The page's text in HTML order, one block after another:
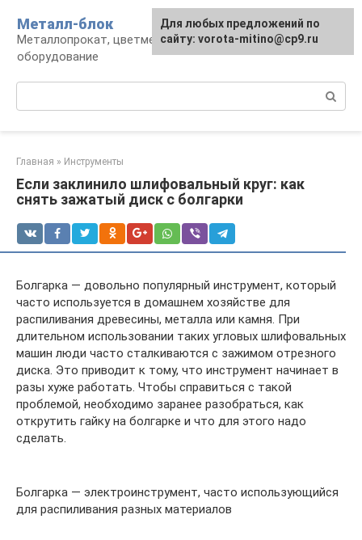
контенту
Металл-блок
Металлопрокат, цветмет, обработка и
оборудование
Главная » Инструменты
Если заклинило шлифовальный круг: как
снять зажатый диск с болгарки
Болгарка — довольно популярный инструмент, который
часто используется в домашнем хозяйстве для
распиливания древесины, металла или камня. При
длительном использовании таких угловых шлифовальных
машин люди часто сталкиваются с зажимом отрезного
диска. Это приводит к тому, что инструмент начинает в
разы хуже работать. Чтобы справиться с такой
проблемой, необходимо заранее разобраться, как
открутить гайку на болгарке и что для этого надо
сделать.
Болгарка — электроинструмент, часто использующийся
для распиливания разных материалов
Для любых предложений по
сайту: vorota-mitino@cp9.ru